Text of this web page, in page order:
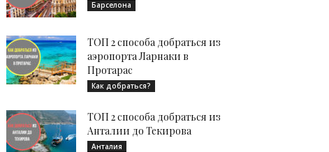
Барселона
ТОП 2 способа добраться из
аэропорта Ларнаки в
Протарас
Как добраться?
ТОП 2 способа добраться из
Анталии до Текирова
Анталия